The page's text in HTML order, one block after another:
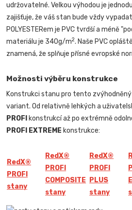
udržovatelné. Velkou výhodou je
zajišťuje, že váš stan bude vždy
POLYESTERem je PVC tvrdší a méně
materiálu je 340g/m2. Naše PVC
znamená, že splňuje přísné evropské
Možnosti výběru konstrukce
Konstrukci stanu pro tento
variant. Od relativně lehkých a
PROFI konstrukcí až po extrémně
PROFI EXTREME konstrukce:
RedX®
PROFI
stany
RedX®
PROFI
COMPOSITE
stany
RedX®
PROFI
PLUS
stany